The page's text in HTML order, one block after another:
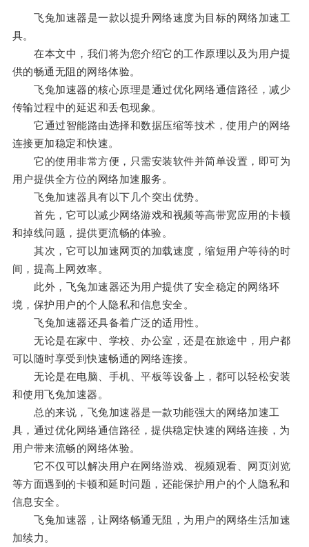
飞兔加速器是一款以提升网络速度为目标的网络加速工
具。
在本文中，我们将为您介绍它的工作原理以及为用户提
供的畅通无阻的网络体验。
飞兔加速器的核心原理是通过优化网络通信路径，减少
传输过程中的延迟和丢包现象。
它通过智能路由选择和数据压缩等技术，使用户的网络
连接更加稳定和快速。
它的使用非常方便，只需安装软件并简单设置，即可为
用户提供全方位的网络加速服务。
飞兔加速器具有以下几个突出优势。
首先，它可以减少网络游戏和视频等高带宽应用的卡顿
和掉线问题，提供更流畅的体验。
其次，它可以加速网页的加载速度，缩短用户等待的时
间，提高上网效率。
此外，飞兔加速器还为用户提供了安全稳定的网络环
境，保护用户的个人隐私和信息安全。
飞兔加速器还具备着广泛的适用性。
无论是在家中、学校、办公室，还是在旅途中，用户都
可以随时享受到快速畅通的网络连接。
无论是在电脑、手机、平板等设备上，都可以轻松安装
和使用飞兔加速器。
总的来说，飞兔加速器是一款功能强大的网络加速工
具，通过优化网络通信路径，提供稳定快速的网络连接，为
用户带来流畅的网络体验。
它不仅可以解决用户在网络游戏、视频观看、网页浏览
等方面遇到的卡顿和延时问题，还能保护用户的个人隐私和
信息安全。
飞兔加速器，让网络畅通无阻，为用户的网络生活加速
加续力。